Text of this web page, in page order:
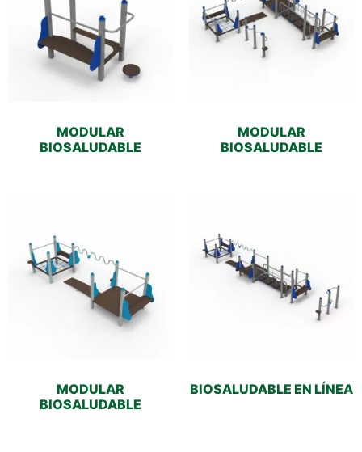
MODULAR
BIOSALUDABLE
MODULAR
BIOSALUDABLE
MODULAR
BIOSALUDABLE
BIOSALUDABLE EN LÍNEA